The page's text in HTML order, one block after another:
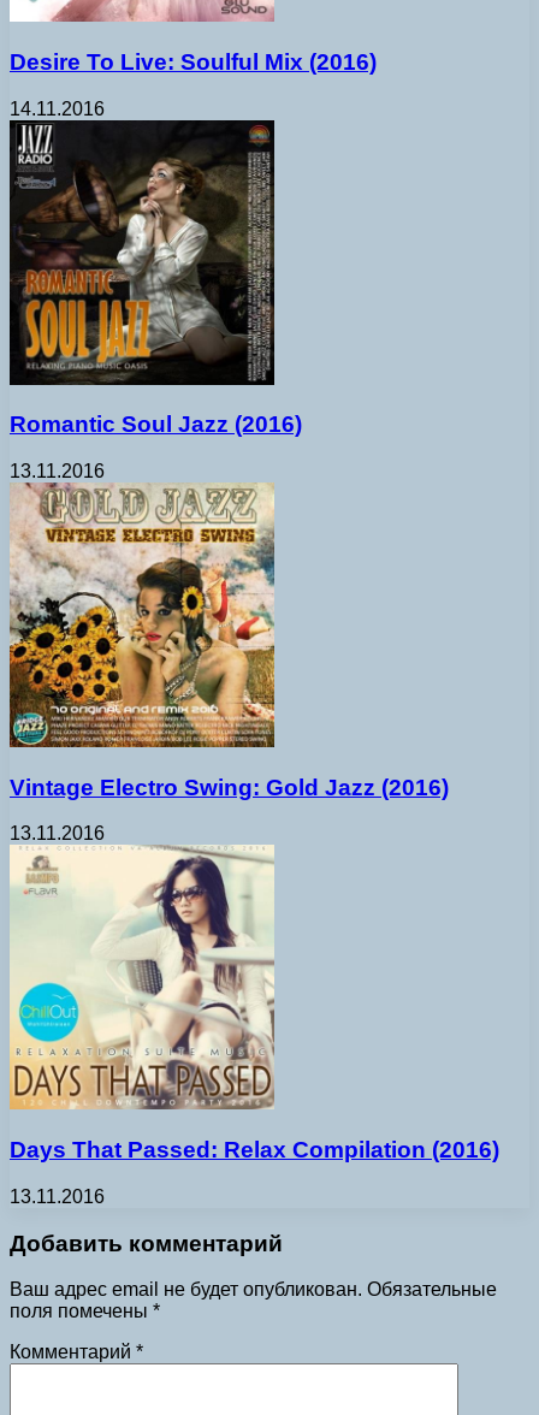
Desire To Live: Soulful Mix (2016)
14.11.2016
Romantic Soul Jazz (2016)
13.11.2016
Vintage Electro Swing: Gold Jazz (2016)
13.11.2016
Days That Passed: Relax Compilation (2016)
13.11.2016
Добавить комментарий
Ваш адрес email не будет опубликован. Обязательные
поля помечены *
Комментарий *